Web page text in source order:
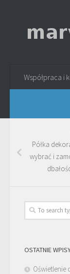
Współpraca i
Półka
wybrać i
OSTATNIE
Oświetlenie